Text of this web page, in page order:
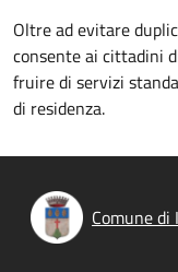
Oltre ad evitare
consente ai cittadini
fruire di servizi
di residenza.
Comune